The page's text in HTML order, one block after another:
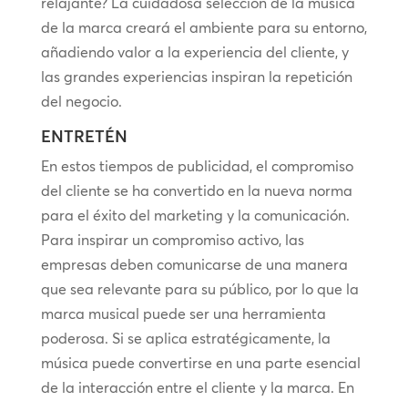
de la marca creará el ambiente para su entorno,
añadiendo valor a la experiencia del cliente, y
las grandes experiencias inspiran la repetición
del negocio.
ENTRETÉN
En estos tiempos de publicidad, el compromiso
del cliente se ha convertido en la nueva norma
para el éxito del marketing y la comunicación.
Para inspirar un compromiso activo, las
empresas deben comunicarse de una manera
que sea relevante para su público, por lo que la
marca musical puede ser una herramienta
poderosa. Si se aplica estratégicamente, la
música puede convertirse en una parte esencial
de la interacción entre el cliente y la marca. En